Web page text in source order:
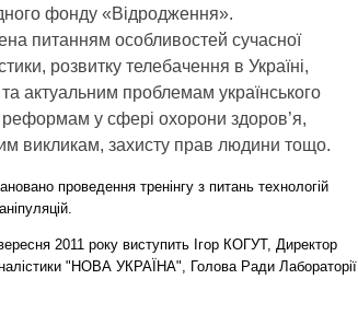
фонду «Відродження».
питанням особливостей сучасної
розвитку телебачення в Україні,
актуальним проблемам українського
реформам у сфері охорони здоров’я,
викликам, захисту прав людини тощо.
проведення тренінгу з питань технологій
2011 року виступить Ігор КОГУТ, Директор
"НОВА УКРАЇНА", Голова Ради Лабораторії